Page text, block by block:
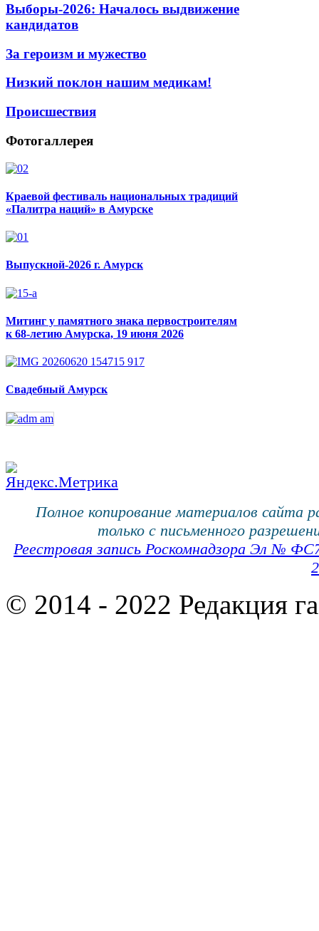
Выборы-2026: Началось выдвижение
кандидатов
За героизм и мужество
Низкий поклон нашим медикам!
Происшествия
Фотогаллерея
Краевой фестиваль национальных традиций
«Палитра наций» в Амурске
Выпускной-2026 г. Амурск
Митинг у памятного знака первостроителям
к 68-летию Амурска, 19 июня 2026
Свадебный Амурск
Полное копирование материалов сайта
только с письменного
Реестровая запись Роскомнадзора Эл №
© 2014 - 2022 Редакция